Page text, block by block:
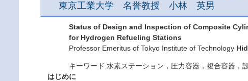
東京工業大学 名誉教授 小林 英男
Status of Design and Inspection of Composite
for Hydrogen Refueling Stations
Professor Emeritus of Tokyo Institute of Technology
キーワード:水素ステーション，圧力容器，複合容器，
はじめに